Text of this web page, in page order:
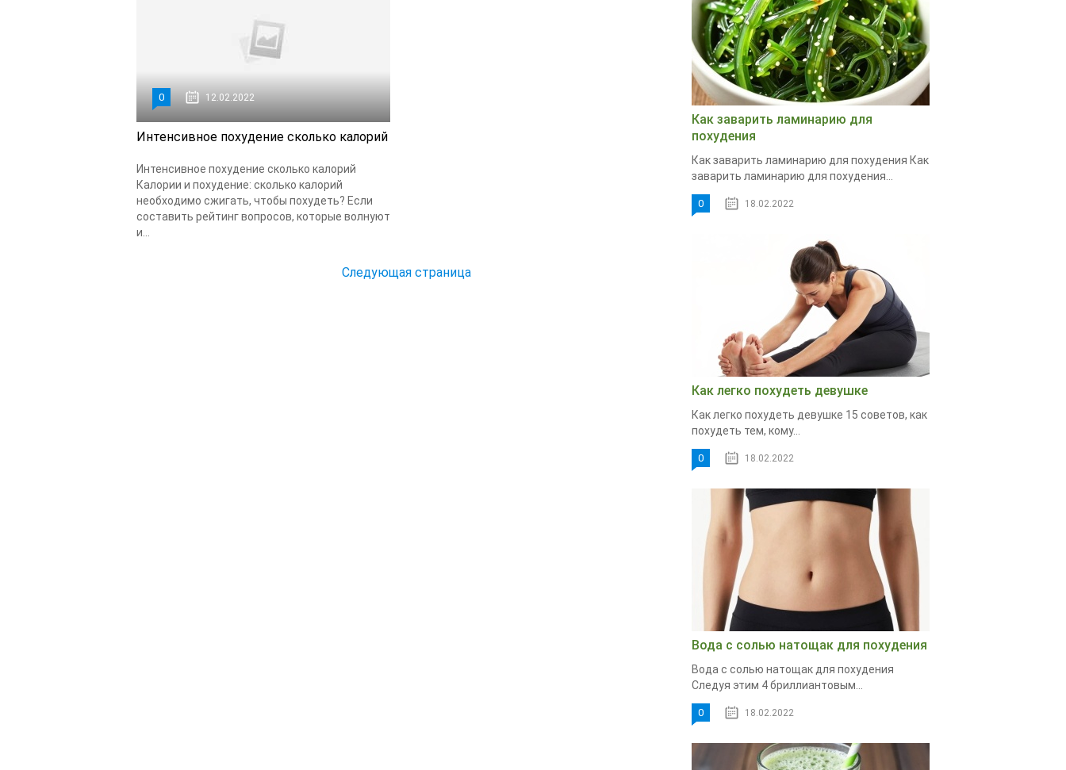
0 12.02.2022
Интенсивное похудение сколько калорий
Интенсивное похудение сколько калорий
Калории и похудение: сколько калорий
необходимо сжигать, чтобы похудеть? Если
составить рейтинг вопросов, которые волнуют
и...
Следующая страница
Как заварить ламинарию для
похудения
Как заварить ламинарию для похудения Как
заварить ламинарию для похудения...
0 18.02.2022
Как легко похудеть девушке
Как легко похудеть девушке 15 советов, как
похудеть тем, кому...
0 18.02.2022
Вода с солью натощак для похудения
Вода с солью натощак для похудения
Следуя этим 4 бриллиантовым...
0 18.02.2022